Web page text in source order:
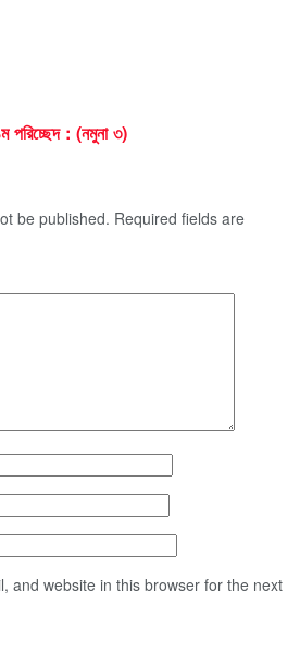
পরিচ্ছেদ : (নমুনা ৩)
be published. Required fields are
and website in this browser for the next